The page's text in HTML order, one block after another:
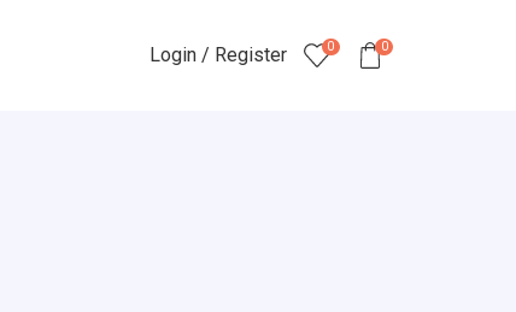
Login / Register 0 0